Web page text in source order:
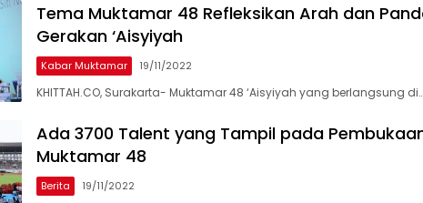
Tema Muktamar 48 Refleksikan Arah dan
Gerakan ‘Aisyiyah
Kabar Muktamar 19/11/2022
KHITTAH.CO, Surakarta- Muktamar 48 ‘Aisyiyah yang berlangsung di…
Ada 3700 Talent yang Tampil pada
Muktamar 48
Berita 19/11/2022